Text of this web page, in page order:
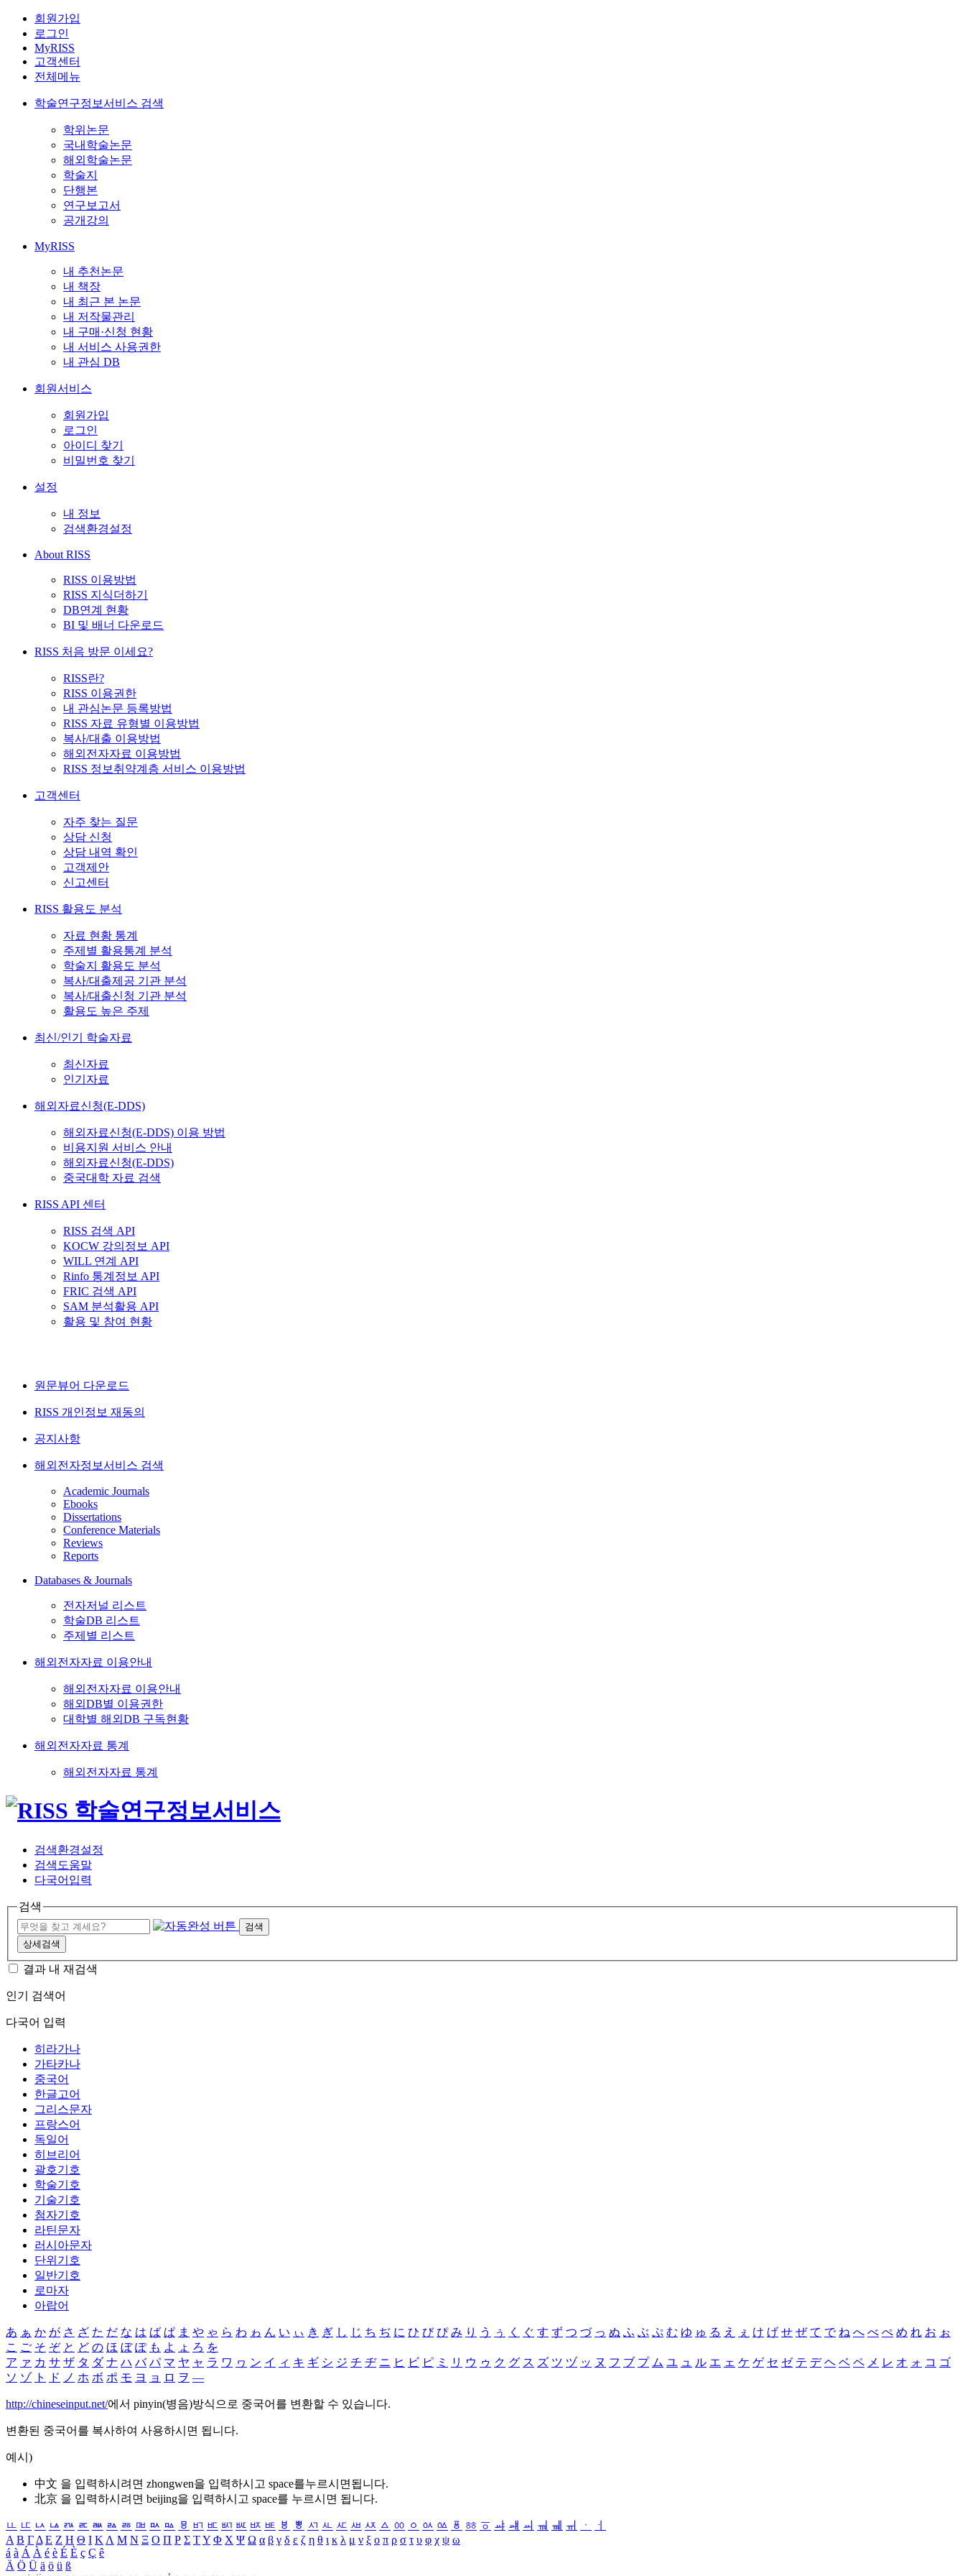
회원가입
로그인
MyRISS
고객센터
전체메뉴
학술연구정보서비스 검색
학위논문
국내학술논문
해외학술논문
학술지
단행본
연구보고서
공개강의
MyRISS
내 추천논문
내 책장
내 최근 본 논문
내 저작물관리
내 구매·신청 현황
내 서비스 사용권한
내 관심 DB
회원서비스
회원가입
로그인
아이디 찾기
비밀번호 찾기
설정
내 정보
검색환경설정
About RISS
RISS 이용방법
RISS 지식더하기
DB연계 현황
BI 및 배너 다운로드
RISS 처음 방문 이세요?
RISS란?
RISS 이용권한
내 관심논문 등록방법
RISS 자료 유형별 이용방법
복사/대출 이용방법
해외전자자료 이용방법
RISS 정보취약계층 서비스 이용방법
고객센터
자주 찾는 질문
상담 신청
상담 내역 확인
고객제안
신고센터
RISS 활용도 분석
자료 현황 통계
주제별 활용통계 분석
학술지 활용도 분석
복사/대출제공 기관 분석
복사/대출신청 기관 분석
활용도 높은 주제
최신/인기 학술자료
최신자료
인기자료
해외자료신청(E-DDS)
해외자료신청(E-DDS) 이용 방법
비용지원 서비스 안내
해외자료신청(E-DDS)
중국대학 자료 검색
RISS API 센터
RISS 검색 API
KOCW 강의정보 API
WILL 연계 API
Rinfo 통계정보 API
FRIC 검색 API
SAM 분석활용 API
활용 및 참여 현황
원문뷰어 다운로드
RISS 개인정보 재동의
공지사항
해외전자정보서비스 검색
Academic Journals
Ebooks
Dissertations
Conference Materials
Reviews
Reports
Databases & Journals
전자저널 리스트
학술DB 리스트
주제별 리스트
해외전자자료 이용안내
해외전자자료 이용안내
해외DB별 이용권한
대학별 해외DB 구독현황
해외전자자료 통계
해외전자자료 통계
검색환경설정
검색도움말
다국어입력
검색
검색
상세검색
결과 내 재검색
인기 검색어
다국어 입력
히라가나
가타카나
중국어
한글고어
그리스문자
프랑스어
독일어
히브리어
괄호기호
학술기호
기술기호
첨자기호
라틴문자
러시아문자
단위기호
일반기호
로마자
아랍어
あ ぁ か が さ ざ た だ な は ば ぱ ま や ゃ ら わ ゎ ん い ぃ き ぎ し じ ち ぢ に ひ び ぴ み り う ぅ く ぐ す ず つ づ っ ぬ ふ ぶ ぷ む ゆ ゅ る え ぇ け げ せ ぜ て で ね へ べ ぺ め れ お ぉ
こ ご そ ぞ と ど の ほ ぼ ぽ も よ ょ ろ を
ア ァ カ サ ザ タ ダ ナ ハ バ パ マ ヤ ャ ラ ワ ヮ ン イ ィ キ ギ シ ジ チ ヂ ニ ヒ ビ ピ ミ リ ウ ゥ ク グ ス ズ ツ ヅ ッ ヌ フ ブ プ ム ユ ュ ル エ ェ ケ ゲ セ ゼ テ デ ヘ ベ ペ メ レ オ ォ コ ゴ
ソ ゾ ト ド ノ ホ ボ ポ モ ヨ ョ ロ ヲ ―
http://chineseinput.net/에서 pinyin(병음)방식으로 중국어를 변환할 수 있습니다.
변환된 중국어를 복사하여 사용하시면 됩니다.
예시)
中文 을 입력하시려면 zhongwen을 입력하시고 space를누르시면됩니다.
北京 을 입력하시려면 beijing을 입력하시고 space를 누르시면 됩니다.
ㅥ ㅦ ㅧ ㅨ ㅩ ㅪ ㅫ ㅬ ㅭ ㅮ ㅯ ㅰ ㅱ ㅲ ㅳ ㅴ ㅵ ㅶ ㅷ ㅸ ㅹ ㅺ ㅻ ㅼ ㅽ ㅾ ㅿ ㆀ ㆁ ㆂ ㆃ ㆄ ㆅ ㆆ ㆇ ㆈ ㆉ ㆊ ㆋ ㆌ ㆍ
ㆎ
Α Β ΓΔ Ε Ζ Η Θ Ι ΚΛ Μ Ν Ξ Ο Π Ρ Σ ΤΥ Φ Χ Ψ Ω α β γ δ ε ζ η θ ι κ λ μ ν ξ ο π ρ σ τ υ φ χ ψ ω
á à Á À é è É È ç Ç ê
Ä Ö Ü ä ö ü ß